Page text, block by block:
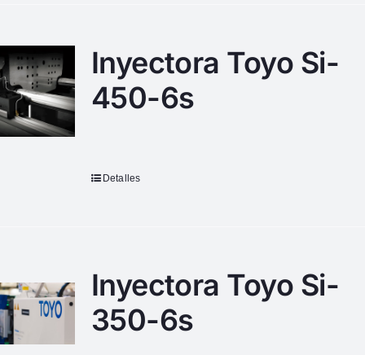
Inyectora Toyo Si-
450-6s
Detalles
Inyectora Toyo Si-
350-6s